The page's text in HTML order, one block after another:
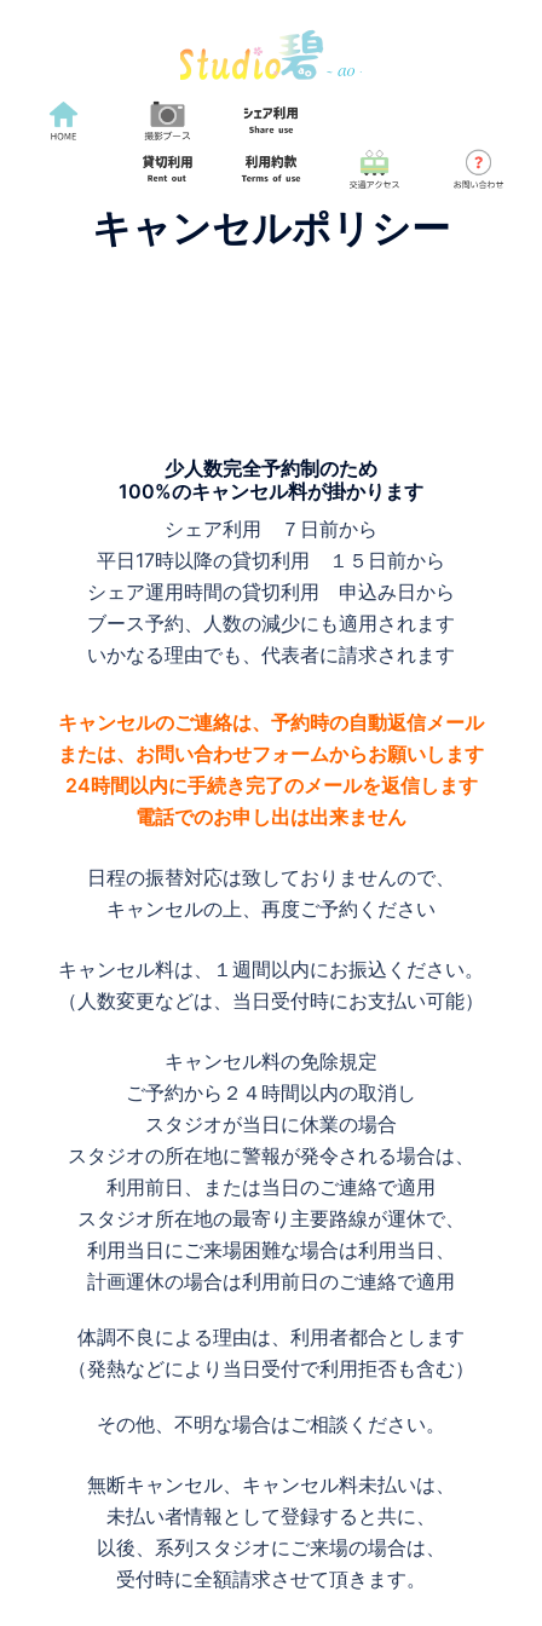
キャンセルポリシー
少人数完全予約制のため
100%のキャンセル料が掛かります
シェア利用 ７日前から
平日17時以降の貸切利用 １５日前から
シェア運用時間の貸切利用 申込み日から
ブース予約、人数の減少にも適用されます
いかなる理由でも、代表者に請求されます
キャンセルのご連絡は、予約時の自動返信メール
または、お問い合わせフォームからお願いします
24時間以内に手続き完了のメールを返信します
電話でのお申し出は出来ません
日程の振替対応は致しておりませんので、
キャンセルの上、再度ご予約ください
キャンセル料は、１週間以内にお振込ください。
（人数変更などは、当日受付時にお支払い可能）
キャンセル料の免除規定
ご予約から２４時間以内の取消し
スタジオが当日に休業の場合
スタジオの所在地に警報が発令される場合は、
利用前日、または当日のご連絡で適用
スタジオ所在地の最寄り主要路線が運休で、
利用当日にご来場困難な場合は利用当日、
計画運休の場合は利用前日のご連絡で適用
体調不良による理由は、利用者都合とします
（発熱などにより当日受付で利用拒否も含む）
その他、不明な場合はご相談ください。
無断キャンセル、キャンセル料未払いは、
未払い者情報として登録すると共に、
以後、系列スタジオにご来場の場合は、
受付時に全額請求させて頂きます。